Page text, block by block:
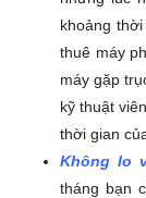
khoảng
thuê máy
máy gặp
kỹ thuật
thời gian
Không lo
tháng bạn